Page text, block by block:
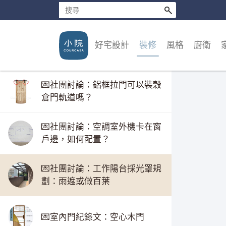
好宅設計 裝修 風格 廚衛
💌社團討論：鋁框拉門可以裝穀
倉門軌道嗎？
💌社團討論：空調室外機卡在窗
戶邊，如何配置？
💌社團討論：工作陽台採光罩規
劃：雨遮或做百葉
💌室內門紀錄文：空心木門